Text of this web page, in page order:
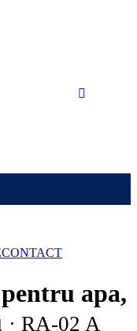
CONTACT
apa,
· RA-02 A